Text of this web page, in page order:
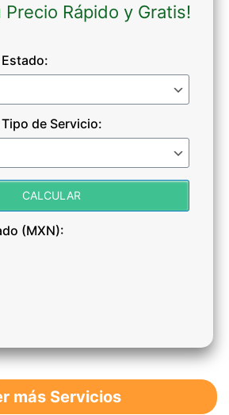
Precio Rápido y Gratis!
de Servicio:
(MXN):
más Servicios